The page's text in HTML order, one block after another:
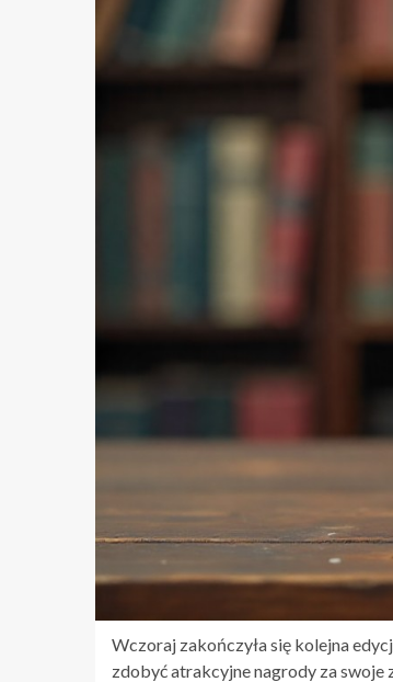
Wczoraj zakończyła się kolejna
zdobyć atrakcyjne nagrody za swoje